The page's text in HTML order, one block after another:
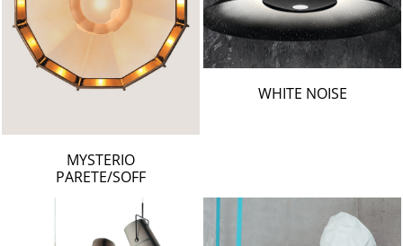
WHITE NOISE
MYSTERIO
PARETE/SOFF